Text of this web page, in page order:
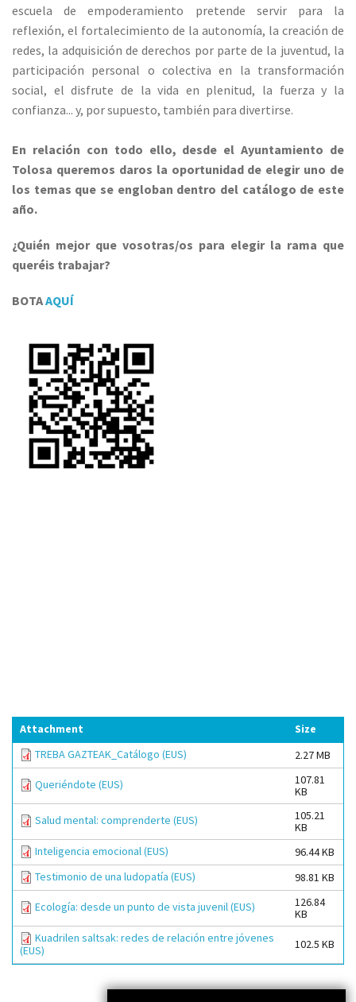
escuela de empoderamiento pretende servir para la
reflexión, el fortalecimiento de la autonomía, la creación de
redes, la adquisición de derechos por parte de la juventud, la
participación personal o colectiva en la transformación
social, el disfrute de la vida en plenitud, la fuerza y la
confianza... y, por supuesto, también para divertirse.
En relación con todo ello, desde el Ayuntamiento de
Tolosa queremos daros la oportunidad de elegir uno de
los temas que se engloban dentro del catálogo de este
año.
¿Quién mejor que vosotras/os para elegir la rama que
queréis trabajar?
BOTAAQUÍ
Attachment
Size
TREBA GAZTEAK_Catálogo (EUS)
2.27 MB
Queriéndote (EUS)
107.81
KB
Salud mental: comprenderte (EUS)
105.21
KB
Inteligencia emocional (EUS)
96.44 KB
Testimonio de una ludopatía (EUS)
98.81 KB
Ecología: desde un punto de vista juvenil (EUS)
126.84
KB
Kuadrilen saltsak: redes de relación entre jóvenes
(EUS)
102.5 KB